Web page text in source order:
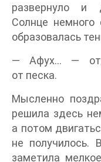
развернуло и
Солнце немного
образовалась
— Афух… —
от песка.
Мысленно
решила здесь
а потом
не получилось.
заметила